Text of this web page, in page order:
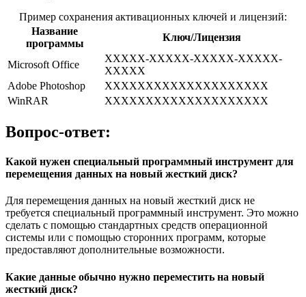
Пример сохранения активационных ключей и лицензий:
Название
программы
Ключ/Лицензия
Microsoft Office
XXXXX-XXXXX-XXXXX-XXXXX-
XXXXX
Adobe Photoshop
XXXXXXXXXXXXXXXXXXXX
WinRAR
XXXXXXXXXXXXXXXXXXXX
Вопрос-ответ:
Какой нужен специальный программный инструмент для
перемещения данных на новый жесткий диск?
Для перемещения данных на новый жесткий диск не
требуется специальный программный инструмент. Это можно
сделать с помощью стандартных средств операционной
системы или с помощью сторонних программ, которые
предоставляют дополнительные возможности.
Какие данные обычно нужно переместить на новый
жесткий диск?